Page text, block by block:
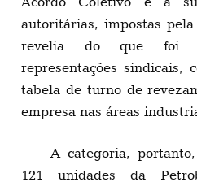
autoritárias, impostas
revelia do que foi
representações sindicais,
tabela de turno de
empresa nas áreas
A categoria,
121 unidades da